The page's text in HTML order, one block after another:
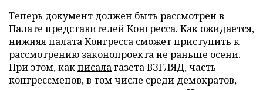
Теперь документ должен быть рассмотрен в
Палате представителей Конгресса. Как ожидается,
нижняя палата Конгресса сможет приступить к
рассмотрению законопроекта не раньше осени.
При этом, какписалагазета ВЗГЛЯД, часть
конгрессменов, в том числе среди демократов,